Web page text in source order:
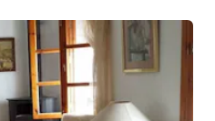
keyboard
shortcuts
for
changing